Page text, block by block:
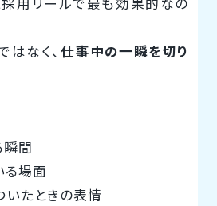
用リールで最も効果的なの
はなく、 仕事中の一瞬を切り
瞬間
る場面
いたときの表情